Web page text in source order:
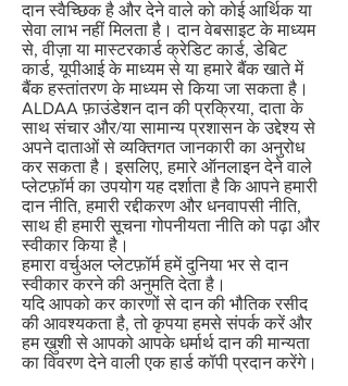
दान स्वैच्छिक है और देने वाले को कोई आर्थिक या
सेवा लाभ नहीं मिलता है। दान वेबसाइट के माध्यम
से, वीज़ा या मास्टरकार्ड क्रेडिट कार्ड, डेबिट
कार्ड, यूपीआई के माध्यम से या हमारे बैंक खाते में
बैंक हस्तांतरण के माध्यम से किया जा सकता है।
ALDAA फ़ाउंडेशन दान की प्रक्रिया, दाता के
साथ संचार और/या सामान्य प्रशासन के उद्देश्य से
अपने दाताओं से व्यक्तिगत जानकारी का अनुरोध
कर सकता है। इसलिए, हमारे ऑनलाइन देने वाले
प्लेटफ़ॉर्म का उपयोग यह दर्शाता है कि आपने हमारी
दान नीति, हमारी रद्दीकरण और धनवापसी नीति,
साथ ही हमारी सूचना गोपनीयता नीति को पढ़ा और
स्वीकार किया है।
हमारा वर्चुअल प्लेटफ़ॉर्म हमें दुनिया भर से दान
स्वीकार करने की अनुमति देता है।
यदि आपको कर कारणों से दान की भौतिक रसीद
की आवश्यकता है, तो कृपया हमसे संपर्क करें और
हम ख़ुशी से आपको आपके धर्मार्थ दान की मान्यता
का विवरण देने वाली एक हार्ड कॉपी प्रदान करेंगे।